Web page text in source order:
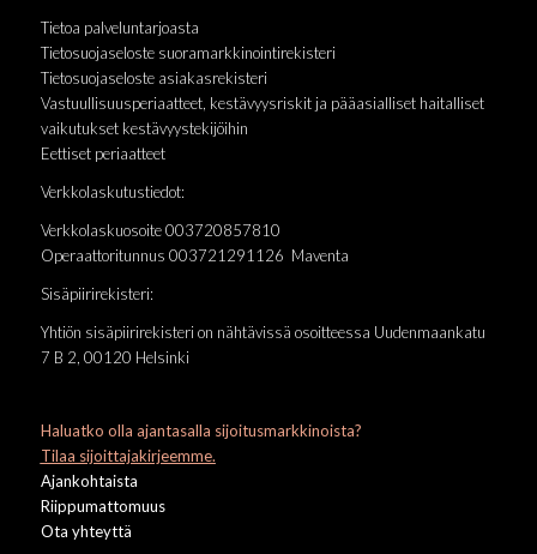
Tietoa palveluntarjoasta
Tietosuojaseloste suoramarkkinointirekisteri
Tietosuojaseloste asiakasrekisteri
Vastuullisuusperiaatteet, kestävyysriskit ja pääasialliset haitalliset
vaikutukset kestävyystekijöihin
Eettiset periaatteet
Verkkolaskutustiedot:
Verkkolaskuosoite 003720857810
Operaattoritunnus 003721291126 Maventa
Sisäpiirirekisteri:
Yhtiön sisäpiirirekisteri on nähtävissä osoitteessa Uudenmaankatu
7 B 2, 00120 Helsinki
Haluatko olla ajantasalla sijoitusmarkkinoista?
Tilaa sijoittajakirjeemme.
Ajankohtaista
Riippumattomuus
Ota yhteyttä